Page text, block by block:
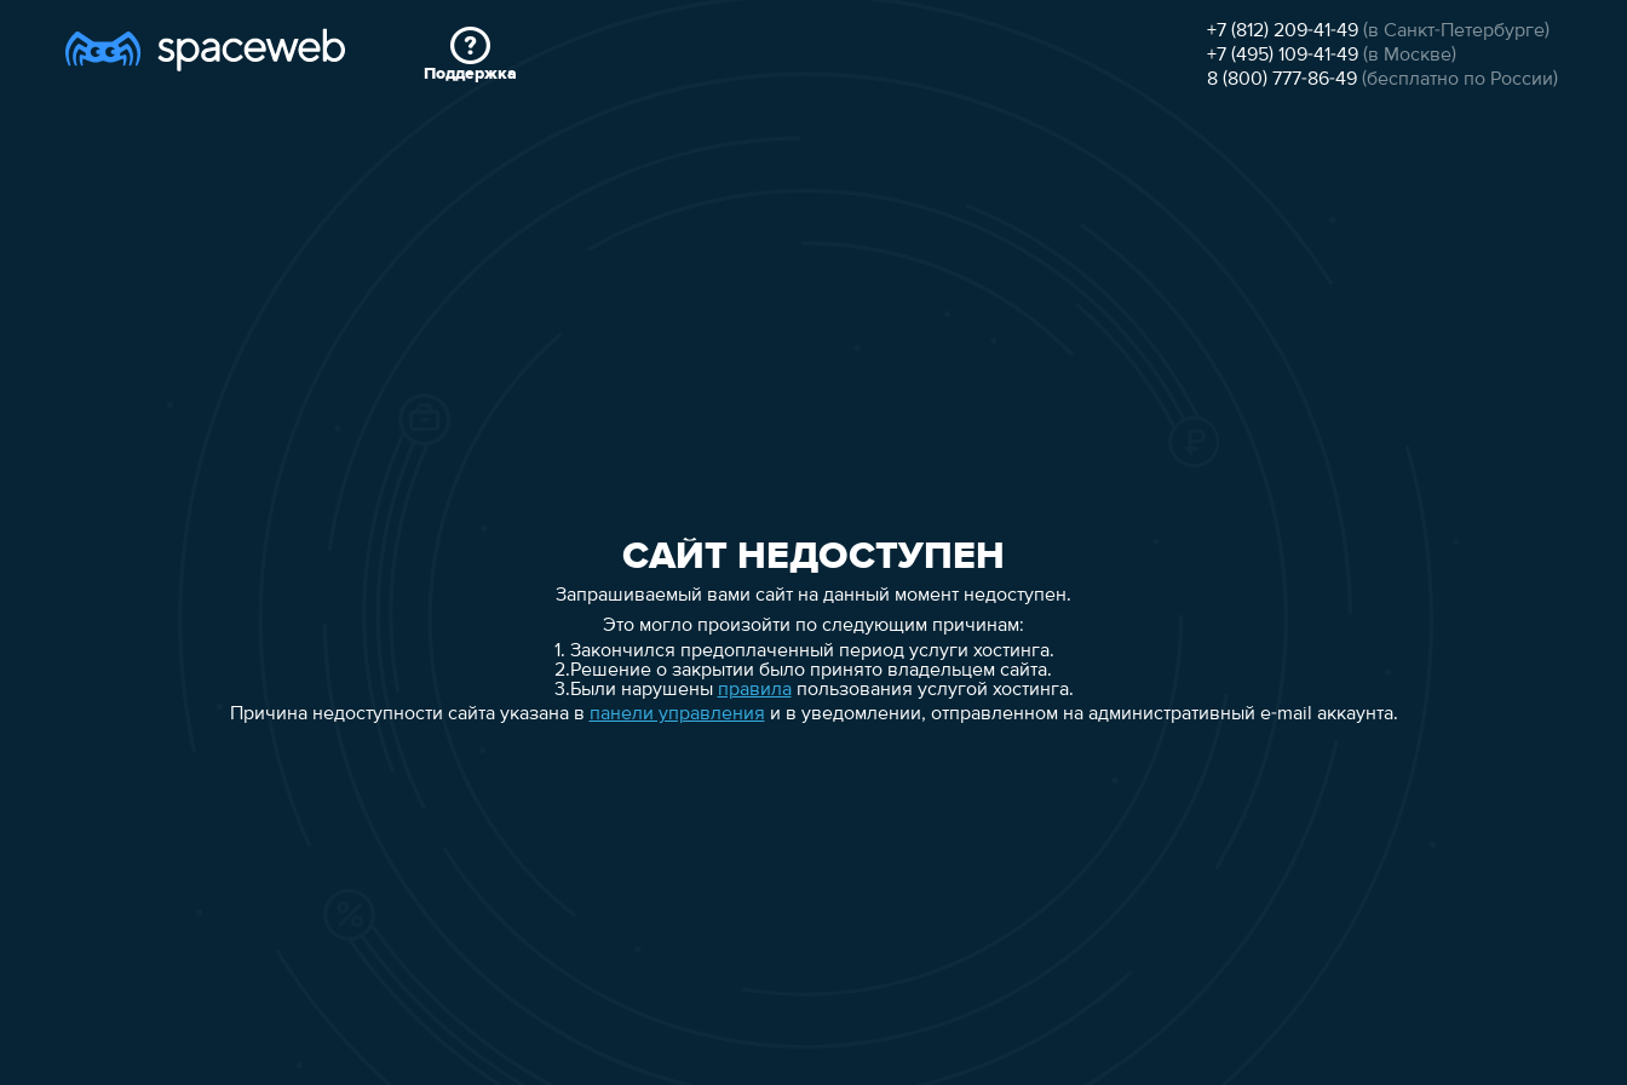
Поддержка
+7 (812) 209-41-49 (в Санкт-Петербурге)
+7 (495) 109-41-49 (в Москве)
8 (800) 777-86-49 (бесплатно по России)
САЙТ НЕДОСТУПЕН
Запрашиваемый вами сайт на данный момент недоступен.
Это могло произойти по следующим причинам:
1. Закончился предоплаченный период услуги хостинга.
2.Решение о закрытии было принято владельцем сайта.
3.Были нарушены правилапользования услугой хостинга.
Причина недоступности сайта указана в панели управления и в уведомлении, отправленном на административный e-mail аккаунта.